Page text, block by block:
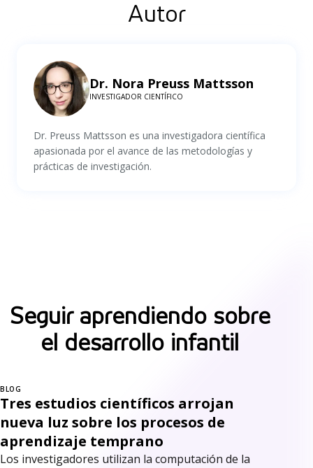
Autor
Dr. Nora Preuss Mattsson
INVESTIGADOR CIENTÍFICO
Dr. Preuss Mattsson es una investigadora científica
apasionada por el avance de las metodologías y
prácticas de investigación.
Seguir aprendiendo sobre
el desarrollo infantil
BLOG
Tres estudios científicos arrojan
nueva luz sobre los procesos de
aprendizaje temprano
Los investigadores utilizan la computación de la